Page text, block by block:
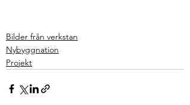
Bilder från verkstan
Nybyggnation
Projekt